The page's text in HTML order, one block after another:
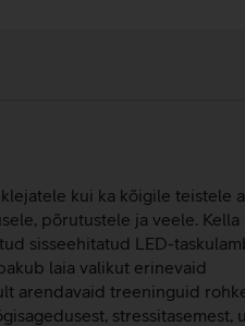
kui ka kõigile teistele
põrutustele ja veele. Kella
sisseehitatud LED-
laia valikut erinevaid
arendavaid treeninguid
stressitasemest,